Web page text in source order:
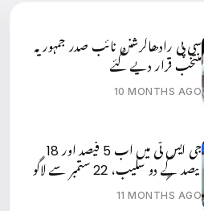
سی پی رادھاکرشنن نائب صدر جمہوریہ
منتخب قرار دیے گئے
10 MONTHS AGO
جی ایس ٹی میں اب 5 فیصد اور 18
فیصد کے دو سلیب، 22 ستمبر سے لاگو
ہوں گے
11 MONTHS AGO